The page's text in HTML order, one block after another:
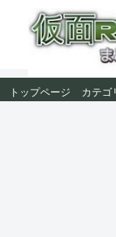
トップページ カテゴ